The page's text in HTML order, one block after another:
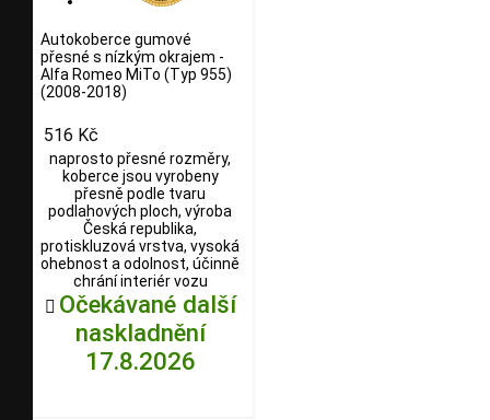
Autokoberce gumové
přesné s nízkým okrajem -
Alfa Romeo MiTo (Typ 955)
(2008-2018)
516 Kč
naprosto přesné rozměry,
koberce jsou vyrobeny
přesně podle tvaru
podlahových ploch, výroba
Česká republika,
protiskluzová vrstva, vysoká
ohebnost a odolnost, účinně
chrání interiér vozu
 Očekávané další
naskladnění
17.8.2026